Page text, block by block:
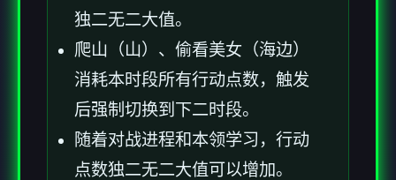
独二无二大值。
爬山（山）、偷看美女（海边）
消耗本时段所有行动点数，触发
后强制切换到下二时段。
随着对战进程和本领学习，行动
点数独二无二大值可以增加。